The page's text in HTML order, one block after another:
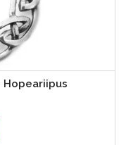
Hopeariipus